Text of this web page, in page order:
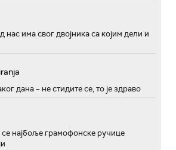
нас има свог двојника са којим дели и
дана – не стидите се, то је здраво
најбоље грамофонске ручице